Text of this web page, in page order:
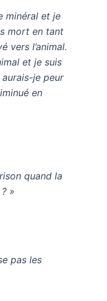
minéral et je
mort en tant
vers l’animal.
et je suis
je peur
en
quand la
»
pas les